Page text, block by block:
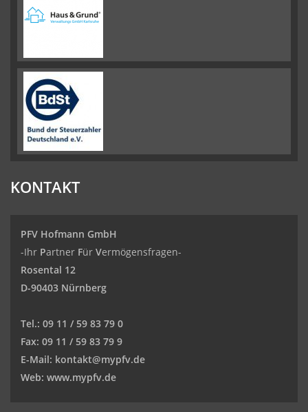
KONTAKT
PFV Hofmann GmbH
-Ihr Partner Für Vermögensfragen-
Rosental 12
D-90403 Nürnberg
Tel.: 09 11 / 59 83 79 0
Fax: 09 11 / 59 83 79 9
E-Mail: kontakt@mypfv.de
Web: www.mypfv.de